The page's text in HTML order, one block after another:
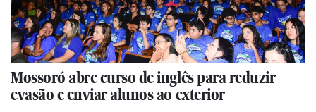
Mossoró abre curso de inglês para reduzir
evasão e enviar alunos ao exterior